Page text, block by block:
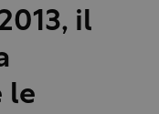
il
le